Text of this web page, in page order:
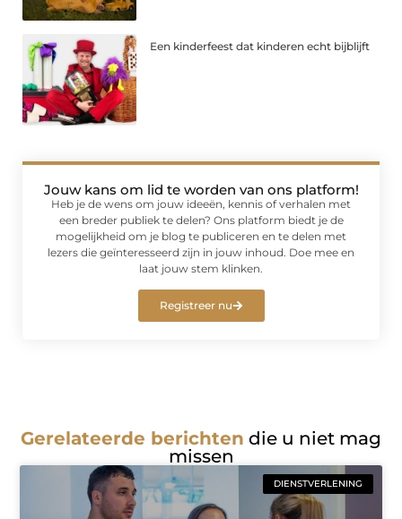
Een kinderfeest dat kinderen echt bijblijft
Jouw kans om lid te worden van ons platform!
Heb je de wens om jouw ideeën, kennis of verhalen met
een breder publiek te delen? Ons platform biedt je de
mogelijkheid om je blog te publiceren en te delen met
lezers die geïnteresseerd zijn in jouw inhoud. Doe mee en
laat jouw stem klinken.
Registreer nu
Gerelateerde berichten die u niet mag
missen
DIENSTVERLENING